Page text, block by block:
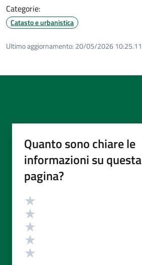
Categorie:
Catasto e urbanistica
Ultimo aggiornamento: 20/05/2026 10:25.11
Quanto sono chiare le
informazioni su questa
pagina?
Valutazione